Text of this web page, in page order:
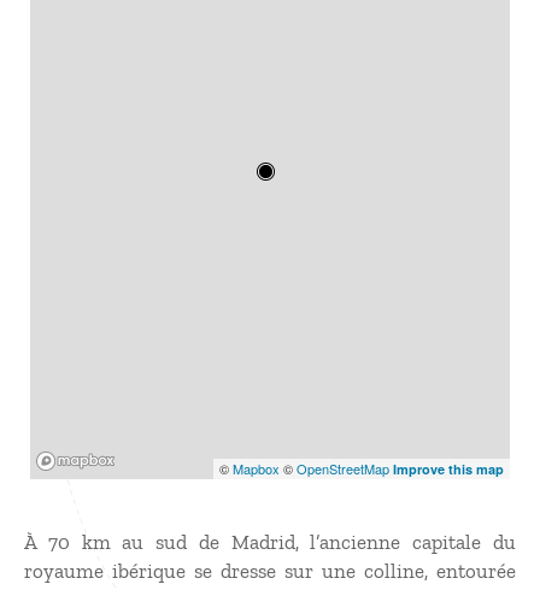
©Mapbox ©OpenStreetMap Improve this map
À 70 km au sud de Madrid, l’ancienne capitale du
royaume ibérique se dresse sur une colline, entourée